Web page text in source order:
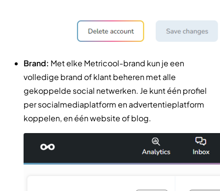
Brand: Met elke Metricool-brand kun je een
volledige brand of klant beheren met alle
gekoppelde social netwerken. Je kunt één profiel
per socialmediaplatform en advertentieplatform
koppelen, en één website of blog.